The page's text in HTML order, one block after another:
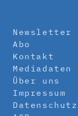
Newsletter
Abo
Kontakt
Mediadaten
Über uns
Impressum
Datenschutz